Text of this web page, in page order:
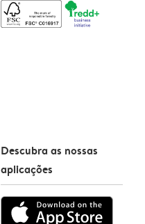
Descubra as nossas
aplicações